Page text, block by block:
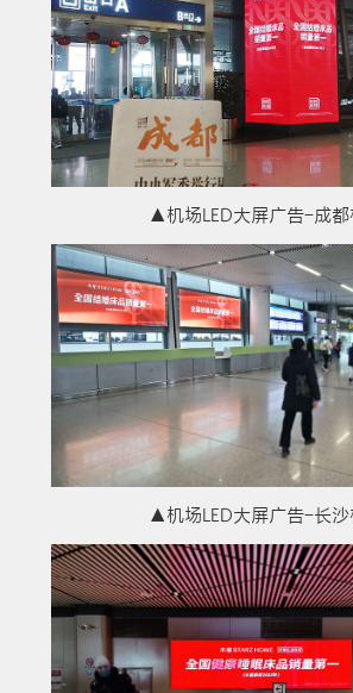
▲机场LED大屏广告-成都
▲机场LED大屏广告-长沙